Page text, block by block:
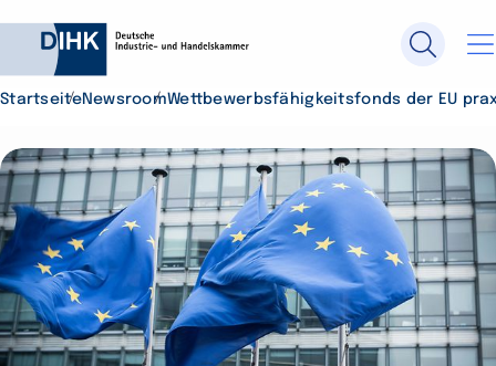
StartseiteNewsroomWettbewerbsfähigkeitsfonds der EU